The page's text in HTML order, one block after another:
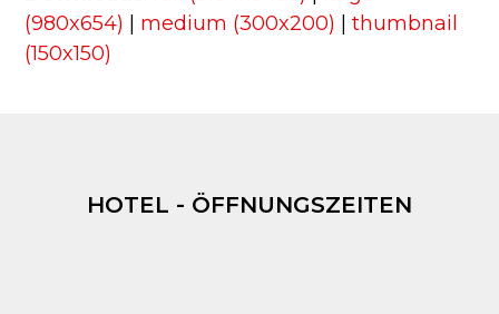
(980x654)
medium (300x200) |thumbnail
(150x150)
HOTEL - ÖFFNUNGSZEITEN